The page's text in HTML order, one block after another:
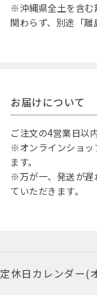
※沖縄県全土を含む
関わらず、別途「離
お届けについて
ご注文の4営業日以
※オンラインショッ
ます。
※万が一、発送が遅
ていただきます。
定休日カレンダー(